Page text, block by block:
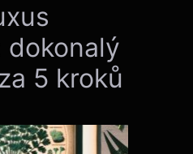
dokonalý
5 kroků